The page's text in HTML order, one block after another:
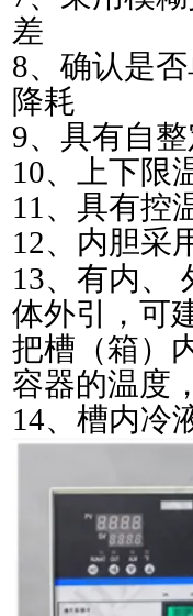
差
8、确认是
降耗
9、具有自
10、上下限
11、具有控
12、内胆采
13、 有内、
体外引，可
把槽（箱）
容器的温度
14、槽内冷